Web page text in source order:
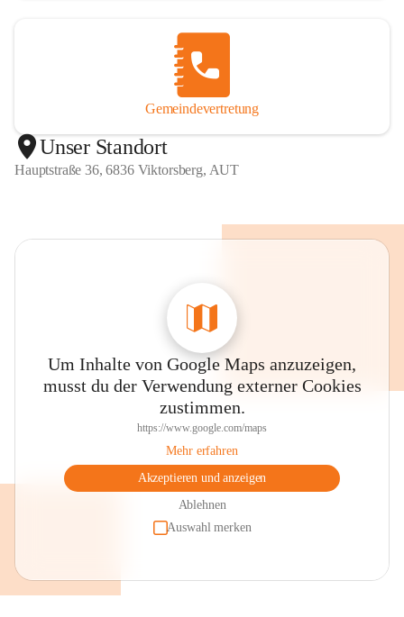
Gemeindevertretung
Unser Standort
Hauptstraße 36, 6836 Viktorsberg, AUT
Um Inhalte von Google Maps anzuzeigen,
musst du der Verwendung externer Cookies
zustimmen.
https://www.google.com/maps
Mehr erfahren
Akzeptieren und anzeigen
Ablehnen
Auswahl merken